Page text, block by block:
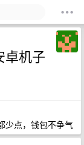
卓机子
少点，钱包不争气